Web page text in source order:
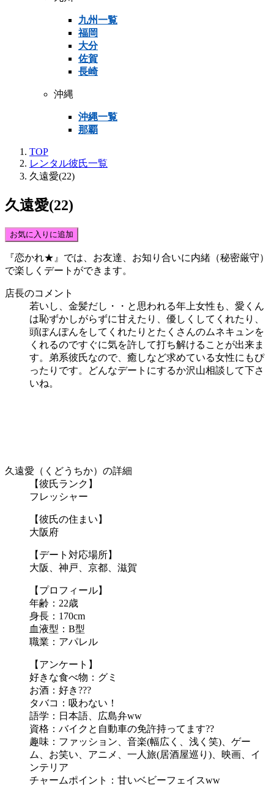
九州一覧
福岡
大分
佐賀
長崎
沖縄
沖縄一覧
那覇
TOP
レンタル彼氏一覧
久遠愛(22)
久遠愛(22)
お気に入りに追加
『恋かれ★』では、 お友達、お知り合いに内緒（秘密厳守）
で楽しくデート ができます。
店長のコメント
若いし、金髪だし・・と思われる年上女性も、愛くん
は恥ずかしがらずに甘えたり、優しくしてくれたり、
頭ぽんぽんをしてくれたりとたくさんのムネキュンを
くれるのですぐに気を許して打ち解けることが出来ま
す。弟系彼氏なので、癒しなど求めている女性にもぴ
ったりです。どんなデートにするか沢山相談して下さ
いね。
久遠愛（くどうちか）の詳細
【彼氏ランク】
フレッシャー
【彼氏の住まい】
大阪府
【デート対応場所】
大阪、神戸、京都、滋賀
【プロフィール】
年齢：22歳
身長：170cm
血液型：B型
職業：アパレル
【アンケート】
好きな食べ物：グミ
お酒：好き???
タバコ：吸わない！
語学：日本語、広島弁ww
資格：バイクと自動車の免許持ってます??
趣味：ファッション、音楽(幅広く、浅く笑)、ゲー
ム、お笑い、アニメ、一人旅(居酒屋巡り)、映画、イ
ンテリア
チャームポイント：甘いベビーフェイスww